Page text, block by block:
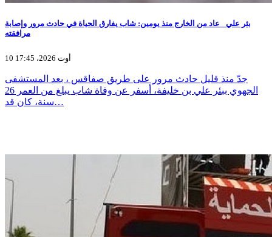
بئر علي_ عاد من الخارج منذ يومين: شاب يفارق الحياة في حادث مرور وإصابة
مرافقته
10 أوت 2026، 17:45
جدّ منذ قليل حادث مرور على طريق صفاقس ، بعد المستشفى
الجهوي ببئر علي بن خليفة، أسفر عن وفاة شاب يبلغ من العمر 26
سنة، كان قد…